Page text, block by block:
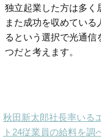
独立起業した方は多く
また成功を収めてい
るという選択で光通信
つだと考えます。
秋田新太郎社長率いる
ト24従業員の給料を調